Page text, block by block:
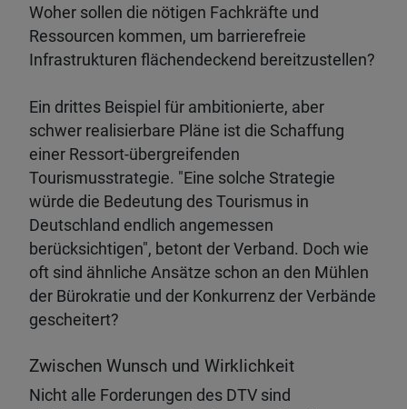
Woher sollen die nötigen Fachkräfte und
Ressourcen kommen, um barrierefreie
Infrastrukturen flächendeckend bereitzustellen?
Ein drittes Beispiel für ambitionierte, aber
schwer realisierbare Pläne ist die Schaffung
einer Ressort-übergreifenden
Tourismusstrategie. "Eine solche Strategie
würde die Bedeutung des Tourismus in
Deutschland endlich angemessen
berücksichtigen", betont der Verband. Doch wie
oft sind ähnliche Ansätze schon an den Mühlen
der Bürokratie und der Konkurrenz der Verbände
gescheitert?
Zwischen Wunsch und Wirklichkeit
Nicht alle Forderungen des DTV sind